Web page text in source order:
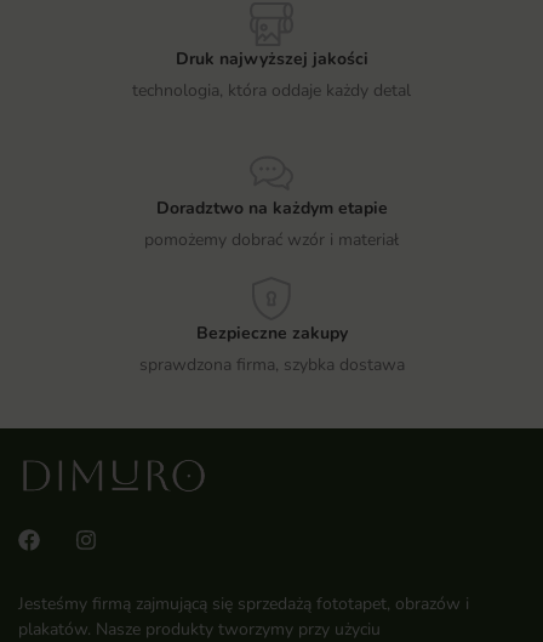
Druk najwyższej jakości
technologia, która oddaje każdy detal
Doradztwo na każdym etapie
pomożemy dobrać wzór i materiał
Bezpieczne zakupy
sprawdzona firma, szybka dostawa
Jesteśmy firmą zajmującą się sprzedażą fototapet, obrazów i
plakatów. Nasze produkty tworzymy przy użyciu